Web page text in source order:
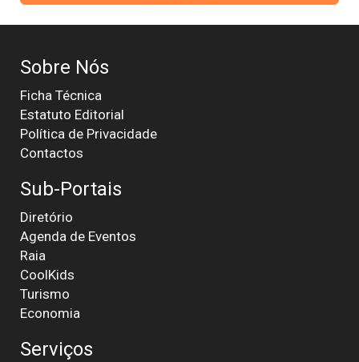
Sobre Nós
Ficha Técnica
Estatuto Editorial
Política de Privacidade
Contactos
Sub-Portais
Diretório
Agenda de Eventos
Raia
CoolKids
Turismo
Economia
Serviços